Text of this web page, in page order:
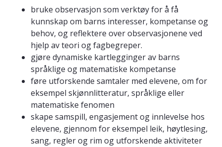
bruke observasjon som verktøy for å få
kunnskap om barns interesser, kompetanse og
behov, og reflektere over observasjonene ved
hjelp av teori og fagbegreper.
gjøre dynamiske kartlegginger av barns
språklige og matematiske kompetanse
føre utforskende samtaler med elevene, om for
eksempel skjønnlitteratur, språklige eller
matematiske fenomen
skape samspill, engasjement og innlevelse hos
elevene, gjennom for eksempel leik, høytlesing,
sang, regler og rim og utforskende aktiviteter